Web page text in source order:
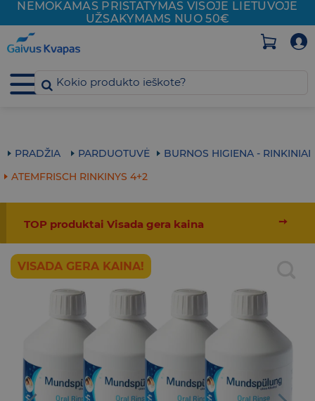
Skip
to
content
NEMOKAMAS PRISTATYMAS VISOJE LIETUVOJE
UŽSAKYMAMS NUO 50€
PRADŽIA PARDUOTUVĖ
BURNOS HIGIENA - RINKINIAI
ATEMFRISCH RINKINYS 4+2
➙
TOP produktai Visada gera kaina
VISADA GERA KAINA!